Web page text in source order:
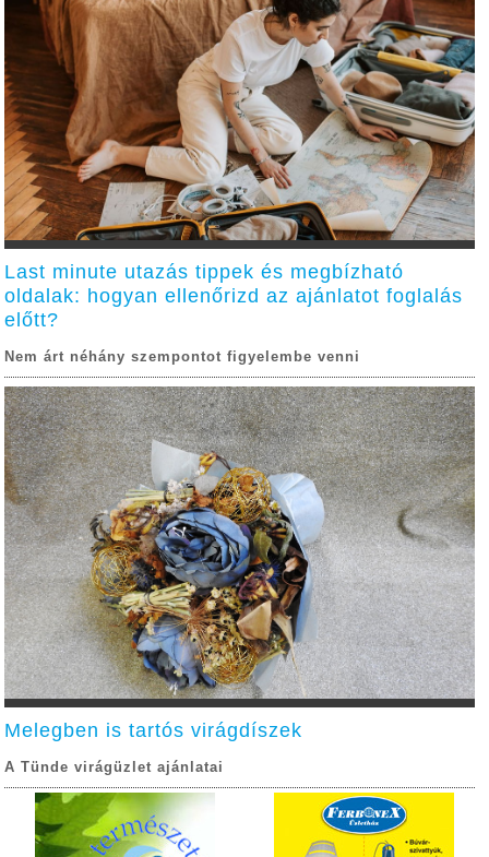
Last minute utazás tippek és megbízható
oldalak: hogyan ellenőrizd az ajánlatot foglalás
előtt?
Nem árt néhány szempontot figyelembe venni
Melegben is tartós virágdíszek
A Tünde virágüzlet ajánlatai